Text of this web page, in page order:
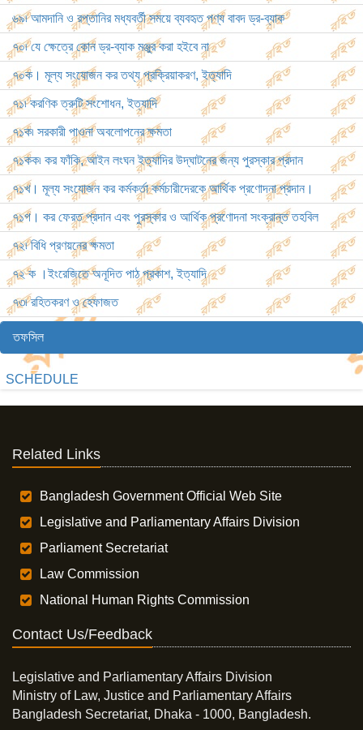
৬৯৷ আমদানি ও রপ্তানির মধ্যবর্তী সময়ে ব্যবহৃত পণ্য বাবদ ড্র-ব্যাক
৭০৷ যে ক্ষেত্রে কোন ড্র-ব্যাক মঞ্জুর করা হইবে না
৭০ক। মূল্য সংযোজন কর তথ্য প্রক্রিয়াকরণ, ইত্যাদি
৭১৷ করণিক ত্রুটি সংশোধন, ইত্যাদি
৭১ক৷ সরকারী পাওনা অবলোপনের ক্ষমতা
৭১কক৷ কর ফাঁকি, আইন লংঘন ইত্যাদির উদ্‌ঘাটনের জন্য পুরস্কার প্রদান
৭১খ। মূল্য সংযোজন কর কর্মকর্তা কর্মচারীদেরকে আর্থিক প্রণোদনা প্রদান।
৭১গ। কর ফেরত প্রদান এবং পুরস্কার ও আর্থিক প্রণোদনা সংক্রান্ত তহবিল
৭২৷ বিধি প্রণয়নের ক্ষমতা
৭২ ক ।ইংরেজিতে অনূদিত পাঠ প্রকাশ, ইত্যাদি
৭৩৷ রহিতকরণ ও হেফাজত
তফসিল
SCHEDULE
Related Links
Bangladesh Government Official Web Site
Legislative and Parliamentary Affairs Division
Parliament Secretariat
Law Commission
National Human Rights Commission
Contact Us/Feedback
Legislative and Parliamentary Affairs Division
Ministry of Law, Justice and Parliamentary Affairs
Bangladesh Secretariat, Dhaka - 1000, Bangladesh.